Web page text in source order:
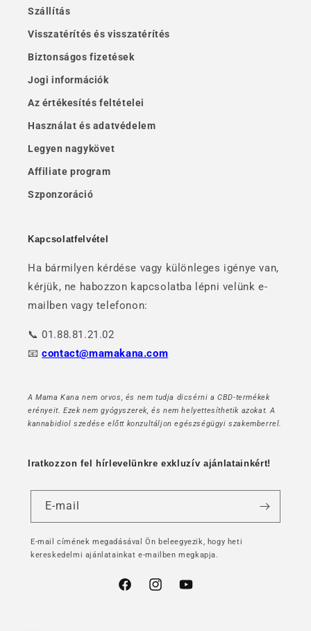
Szállítás
Visszatérítés és visszatérítés
Biztonságos fizetések
Jogi információk
Az értékesítés feltételei
Használat és adatvédelem
Legyen nagykövet
Affiliate program
Szponzoráció
Kapcsolatfelvétel
Ha bármilyen kérdése vagy különleges igénye van,
kérjük, ne habozzon kapcsolatba lépni velünk e-
mailben vagy telefonon:
📞 01.88.81.21.02
📧contact@mamakana.com
A Mama Kana nem orvos, és nem tudja dicsérni a CBD-termékek
erényeit. Ezek nem gyógyszerek, és nem helyettesíthetik azokat. A
kannabidiol szedése előtt konzultáljon egészségügyi szakemberrel.
Iratkozzon fel hírlevelünkre exkluzív ajánlatainkért!
E-mail
E-mail címének megadásával Ön beleegyezik, hogy heti
kereskedelmi ajánlatainkat e-mailben megkapja.
FacebookInstagramYouTube